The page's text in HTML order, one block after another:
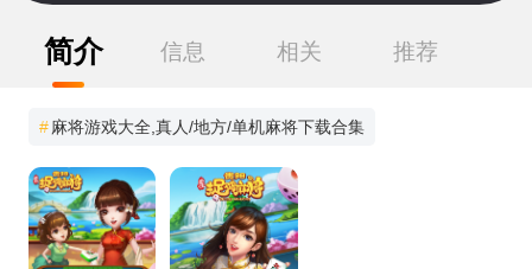
简介 信息 相关 推荐
#麻将游戏大全,真人/地方/单机麻将下载合集